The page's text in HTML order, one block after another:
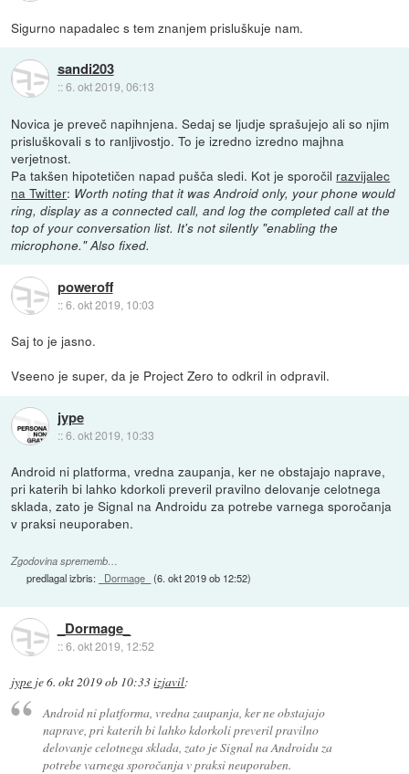
Sigurno napadalec s tem znanjem prisluškuje nam.
sandi203
::6. okt 2019, 06:13
Novica je preveč napihnjena. Sedaj se ljudje sprašujejo ali so njim
prisluškovali s to ranljivostjo. To je izredno izredno majhna
verjetnost.
Pa takšen hipotetičen napad pušča sledi. Kot je sporočil razvijalec
na Twitter: Worth noting that it was Android only, your phone would
ring, display as a connected call, and log the completed call at the
top of your conversation list. It's not silently "enabling the
microphone." Also fixed.
poweroff
::6. okt 2019, 10:03
Saj to je jasno.
Vseeno je super, da je Project Zero to odkril in odpravil.
jype
::6. okt 2019, 10:33
Android ni platforma, vredna zaupanja, ker ne obstajajo naprave,
pri katerih bi lahko kdorkoli preveril pravilno delovanje celotnega
sklada, zato je Signal na Androidu za potrebe varnega sporočanja
v praksi neuporaben.
Zgodovina sprememb…
predlagal izbris: _Dormage_ (6. okt 2019 ob 12:52)
_Dormage_
::6. okt 2019, 12:52
jype je6. okt 2019 ob 10:33izjavil:
Android ni platforma, vredna zaupanja, ker ne obstajajo
naprave, pri katerih bi lahko kdorkoli preveril pravilno
delovanje celotnega sklada, zato je Signal na Androidu za
potrebe varnega sporočanja v praksi neuporaben.